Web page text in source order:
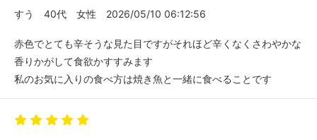
すう 40代 女性 2026/05/10 06:12:56
赤色でとても辛そうな見た目ですがそれほど辛くなくさわやかな
香りかがして食欲かすすみます
私のお気に入りの食べ方は焼き魚と一緒に食べることです